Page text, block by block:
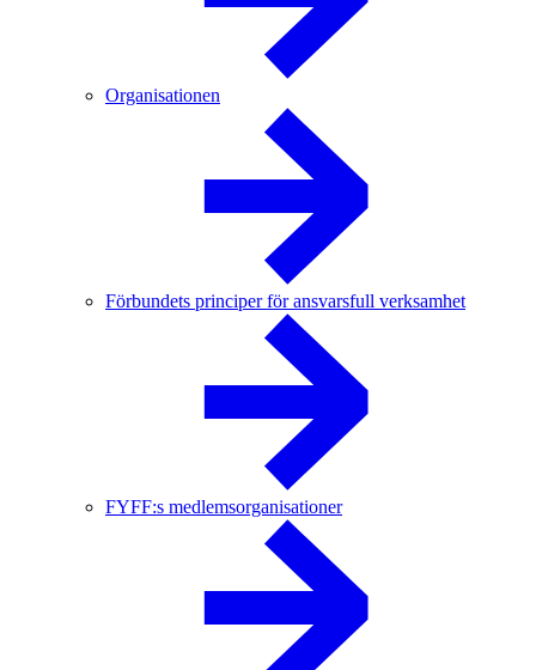
Organisationen
Förbundets principer för ansvarsfull verksamhet
FYFF:s medlemsorganisationer